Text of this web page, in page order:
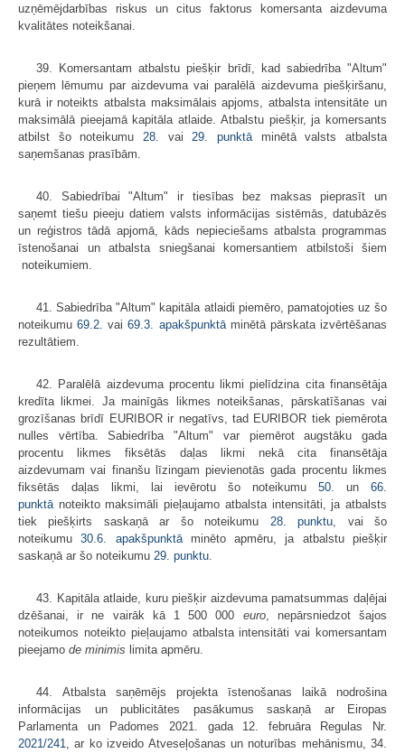
uzņēmējdarbības riskus un citus faktorus komersanta aizdevuma
kvalitātes noteikšanai.
39. Komersantam atbalstu piešķir brīdī, kad sabiedrība "Altum"
pieņem lēmumu par aizdevuma vai paralēlā aizdevuma piešķiršanu,
kurā ir noteikts atbalsta maksimālais apjoms, atbalsta intensitāte un
maksimālā pieejamā kapitāla atlaide. Atbalstu piešķir, ja komersants
atbilst šo noteikumu 28. vai29. punktāminētā valsts atbalsta
saņemšanas prasībām.
40. Sabiedrībai "Altum" ir tiesības bez maksas pieprasīt un
saņemt tiešu pieeju datiem valsts informācijas sistēmās, datubāzēs
un reģistros tādā apjomā, kāds nepieciešams atbalsta programmas
īstenošanai un atbalsta sniegšanai komersantiem atbilstoši šiem
noteikumiem.
41. Sabiedrība "Altum" kapitāla atlaidi piemēro, pamatojoties uz šo
noteikumu69.2. vai69.3. apakšpunktāminētā pārskata izvērtēšanas
rezultātiem.
42. Paralēlā aizdevuma procentu likmi pielīdzina cita finansētāja
kredīta likmei. Ja mainīgās likmes noteikšanas, pārskatīšanas vai
grozīšanas brīdī EURIBOR ir negatīvs, tad EURIBOR tiek piemērota
nulles vērtība. Sabiedrība "Altum" var piemērot augstāku gada
procentu likmes fiksētās daļas likmi nekā cita finansētāja
aizdevumam vai finanšu līzingam pievienotās gada procentu likmes
fiksētās daļas likmi, lai ievērotu šo noteikumu 50. un 66.
punktānoteikto maksimāli pieļaujamo atbalsta intensitāti, ja atbalsts
tiek piešķirts saskaņā ar šo noteikumu 28. punktu, vai šo
noteikumu30.6. apakšpunktāminēto apmēru, ja atbalstu piešķir
saskaņā ar šo noteikumu 29. punktu.
43. Kapitāla atlaide, kuru piešķir aizdevuma pamatsummas daļējai
dzēšanai, ir ne vairāk kā 1 500 000 euro, nepārsniedzot šajos
noteikumos noteikto pieļaujamo atbalsta intensitāti vai komersantam
pieejamo de minimis limita apmēru.
44. Atbalsta saņēmējs projekta īstenošanas laikā nodrošina
informācijas un publicitātes pasākumus saskaņā ar Eiropas
Parlamenta un Padomes 2021. gada 12. februāra Regulas Nr.
2021/241, ar ko izveido Atveseļošanas un noturības mehānismu, 34.